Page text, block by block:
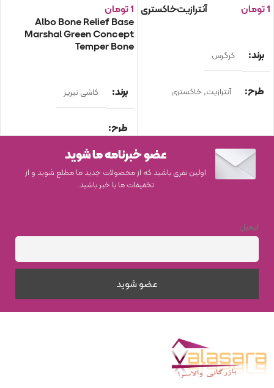
1تومان آنترازیتخاکستری
برند کرگرس
طرح آنترازیت,خاکستری
اندازه 60×120
1تومان
Albo Bone Relief Base
Marshal Green Concept
Temper Bone
برند کاشی تبریز
طرح
Albo Bone Relief Base,
Marshal Green Concept,
Temper Bone
کاشی دیوار و کف
عضو خبرنامه ما شوید
اولین نفری باشید که از محصولات جدید ما مطلع شوید و از
تخفیفات ما با خبر باشید.
ایمیل